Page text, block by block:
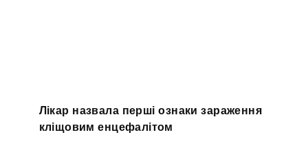
Лікар назвала перші ознаки зараження
кліщовим енцефалітом